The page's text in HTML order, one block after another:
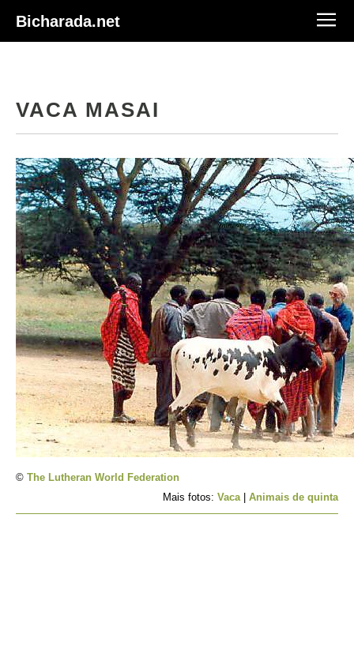
Bicharada.net
VACA MASAI
© The Lutheran World Federation
Mais fotos: Vaca| Animais de quinta